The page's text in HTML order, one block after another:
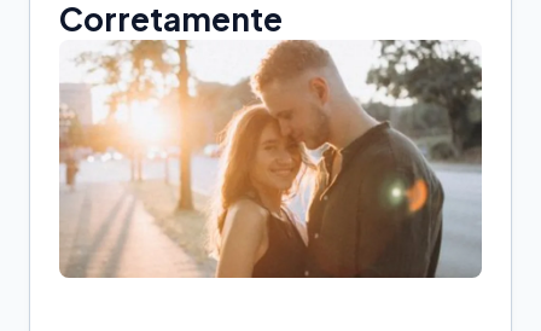
Corretamente